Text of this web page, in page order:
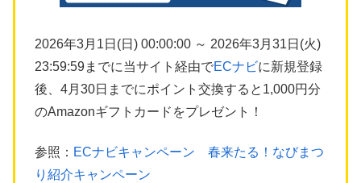
2026年3月1日(日) 00:00:00 ～ 2026年3月31日(火)
23:59:59までに当サイト経由でECナビに新規登録
後、4月30日までにポイント交換すると1,000円分
のAmazonギフトカードをプレゼント！
参照： ECナビキャンペーン 春来たる！なびまつ
り紹介キャンペーン